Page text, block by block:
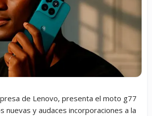
de Lenovo, presenta el moto g77
nuevas y audaces incorporaciones a la